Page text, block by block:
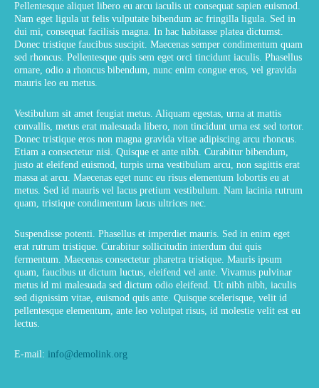
Pellentesque aliquet libero eu arcu iaculis ut consequat sapien euismod.
Nam eget ligula ut felis vulputate bibendum ac fringilla ligula. Sed in
dui mi, consequat facilisis magna. In hac habitasse platea dictumst.
Donec tristique faucibus suscipit. Maecenas semper condimentum quam
sed rhoncus. Pellentesque quis sem eget orci tincidunt iaculis. Phasellus
ornare, odio a rhoncus bibendum, nunc enim congue eros, vel gravida
mauris leo eu metus.
Vestibulum sit amet feugiat metus. Aliquam egestas, urna at mattis
convallis, metus erat malesuada libero, non tincidunt urna est sed tortor.
Donec tristique eros non magna gravida vitae adipiscing arcu rhoncus.
Etiam a consectetur nisi. Quisque et ante nibh. Curabitur bibendum,
justo at eleifend euismod, turpis urna vestibulum arcu, non sagittis erat
massa at arcu. Maecenas eget nunc eu risus elementum lobortis eu at
metus. Sed id mauris vel lacus pretium vestibulum. Nam lacinia rutrum
quam, tristique condimentum lacus ultrices nec.
Suspendisse potenti. Phasellus et imperdiet mauris. Sed in enim eget
erat rutrum tristique. Curabitur sollicitudin interdum dui quis
fermentum. Maecenas consectetur pharetra tristique. Mauris ipsum
quam, faucibus ut dictum luctus, eleifend vel ante. Vivamus pulvinar
metus id mi malesuada sed dictum odio eleifend. Ut nibh nibh, iaculis
sed dignissim vitae, euismod quis ante. Quisque scelerisque, velit id
pellentesque elementum, ante leo volutpat risus, id molestie velit est eu
lectus.
E-mail: info@demolink.org